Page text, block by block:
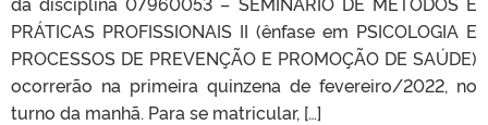
PRÁTICAS PROFISSIONAIS II (ênfase em PSICOLOGIA E
PROCESSOS DE PREVENÇÃO E PROMOÇÃO DE SAÚDE)
ocorrerão na primeira quinzena de fevereiro/2022, no
turno da manhã. Para se matricular, […]